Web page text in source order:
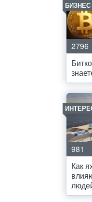
2796
981
Как